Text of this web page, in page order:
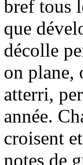
bref tous
que
décolle
on plane,
atterri,
année.
croisent
notes de